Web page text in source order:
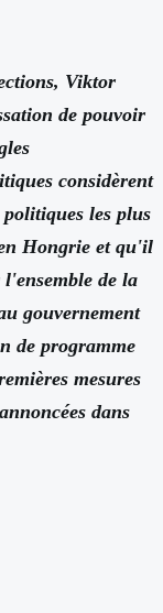
Viktor
de pouvoir
considèrent
les plus
Hongrie et qu'il
de la
gouvernement
de programme
mesures
dans